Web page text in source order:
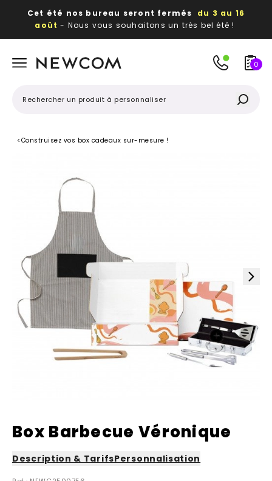
Cet été nos bureau seront fermés du 3 au 16
août - Nous vous souhaitons un très bel été !
publicitaires
0
< Construisez vos box cadeaux sur-mesure !
Box Barbecue Véronique
Description & TarifsPersonnalisation